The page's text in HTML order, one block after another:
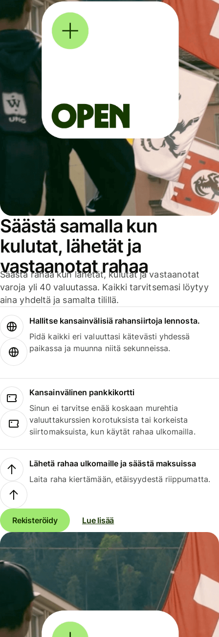
Säästä samalla kun
kulutat, lähetät ja
vastaanotat rahaa
Säästä rahaa kun lähetät, kulutat ja vastaanotat
varoja yli 40 valuutassa. Kaikki tarvitsemasi löytyy
aina yhdeltä ja samalta tilillä.
Hallitse kansainvälisiä rahansiirtoja lennosta.
Pidä kaikki eri valuuttasi kätevästi yhdessä
paikassa ja muunna niitä sekunneissa.
Kansainvälinen pankkikortti
Sinun ei tarvitse enää koskaan murehtia
valuuttakurssien korotuksista tai korkeista
siirtomaksuista, kun käytät rahaa ulkomailla.
Lähetä rahaa ulkomaille ja säästä maksuissa
Laita raha kiertämään, etäisyydestä riippumatta.
Rekisteröidy Lue lisää